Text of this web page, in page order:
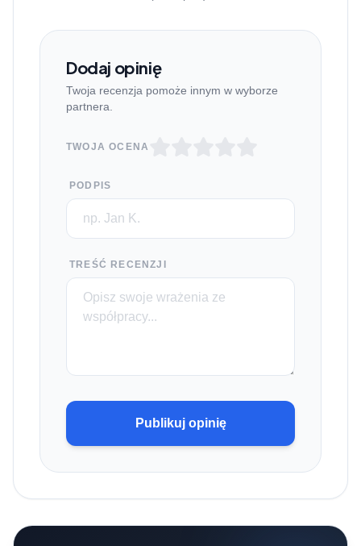
Dodaj opinię
Twoja recenzja pomoże innym w wyborze
partnera.
TWOJA OCENA
PODPIS
TREŚĆ RECENZJI
Publikuj opinię